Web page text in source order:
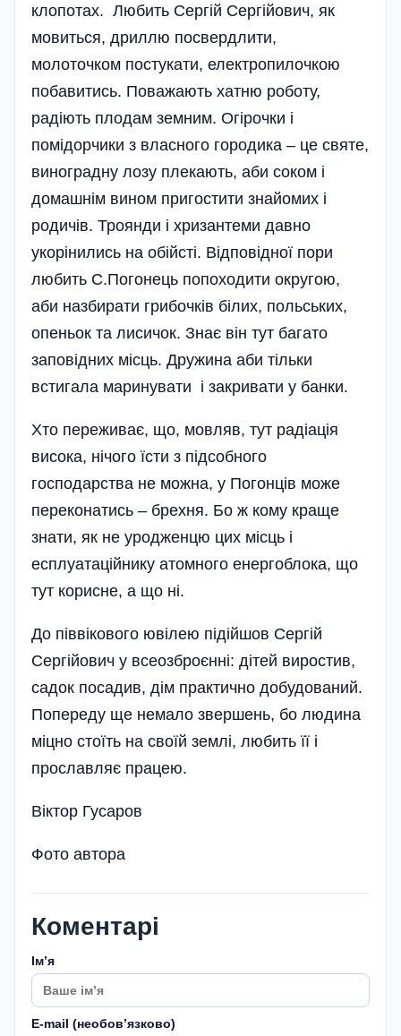
клопотах. Любить Сергій Сергійович, як
мовиться, дриллю посвердлити,
молоточком постукати, електропилочкою
побавитись. Поважають хатню роботу,
радіють плодам земним. Огірочки і
помідорчики з власного городика – це святе,
виноградну лозу плекають, аби соком і
домашнім вином пригостити знайомих і
родичів. Троянди і хризантеми давно
укорінились на обійсті. Відпо­відної пори
любить С.Погонець попоходити округою,
аби назбирати грибочків білих, польських,
опеньок та лисичок. Знає він тут багато
заповідних місць. Дружина аби тільки
встигала маринувати і закривати у банки.
Хто переживає, що, мовляв, тут ра­діація
висока, нічого їсти з підсобного
господарства не можна, у Погонців може
переконатись – брехня. Бо ж кому краще
зна­ти, як не уродженцю цих місць і
есплуатаційнику атомного енергоблока, що
тут корисне, а що ні.
До піввікового ювілею підійшов Сергій
Сергійович у всеоз­броєнні: дітей виростив,
са­док посадив, дім практично добудований.
Попереду ще немало звершень, бо людина
міцно стоїть на своїй землі, любить її і
прославляє працею.
Віктор Гусаров
Фото автора
Коментарі
Імʼя
E-mail (необовʼязково)